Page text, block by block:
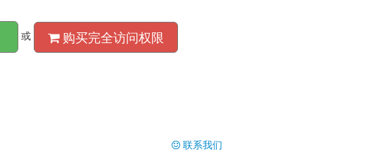
或 购买完全访问权限
联系我们